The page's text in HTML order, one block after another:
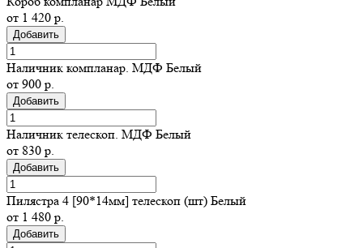
от 1 420 р.
Добавить
Наличник компланар. МДФ Белый
от 900 р.
Добавить
Наличник телескоп. МДФ Белый
от 830 р.
Добавить
Пилястра 4 [90*14мм] телескоп (шт) Белый
от 1 480 р.
Добавить